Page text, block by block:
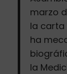
marzo
la carta
ha
la